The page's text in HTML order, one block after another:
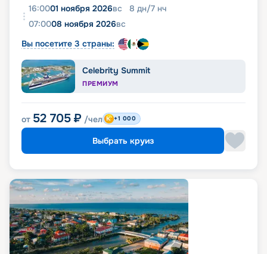
16:0001 ноября 2026вс 8 дн/7 нч
07:0008 ноября 2026вс
Вы посетите 3 страны:
Celebrity Summit
ПРЕМИУМ
от 52 705 ₽ /чел +1 000
Выбрать круиз